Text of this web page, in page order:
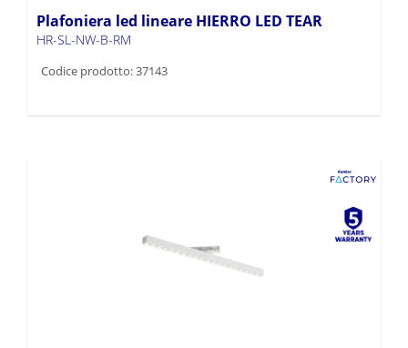
Plafoniera led lineare HIERRO LED TEAR
HR-SL-NW-B-RM
Codice prodotto: 37143